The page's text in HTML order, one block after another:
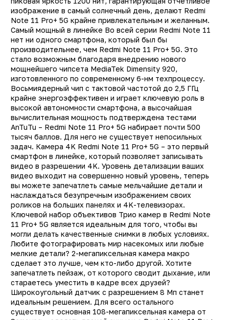
изображение в самый солнечный день, делают Redmi
Note 11 Pro+ 5G крайне привлекательным и желанным.
Самый мощный в линейке Во всей серии Redmi Note 11
нет ни одного смартфона, который был бы
производительнее, чем Redmi Note 11 Pro+ 5G. Это
стало возможным благодаря внедрению нового
мощнейшего чипсета MediaTek Dimensity 920,
изготовленного по современному 6-нм техпроцессу.
Восьмиядерный чип с тактовой частотой до 2,5 ГГц
крайне энергоэффективен и играет ключевую роль в
высокой автономности смартфона, а высочайшая
вычислительная мощность подтверждена тестами
AnTuTu – Redmi Note 11 Pro+ 5G набирает почти 500
тысяч баллов. Для него не существует непосильных
задач. Камера 4K Redmi Note 11 Pro+ 5G – это первый
смартфон в линейке, который позволяет записывать
видео в разрешении 4K. Уровень детализации ваших
видео выходит на совершенно новый уровень, теперь
вы можете запечатлеть самые мельчайшие детали и
наслаждаться безупречным изображением своих
роликов на больших панелях и 4K-телевизорах.
Ключевой набор объективов Трио камер в Redmi Note
11 Pro+ 5G является идеальным для того, чтобы вы
могли делать качественные снимки в любых условиях.
Любите фотографировать мир насекомых или любые
мелкие детали? 2-мегапиксельная камера макро
сделает это лучше, чем кто-либо другой. Хотите
запечатлеть пейзаж, от которого сводит дыхание, или
стараетесь уместить в кадре всех друзей?
Широкоугольный датчик с разрешением 8 Мп станет
идеальным решением. Для всего остального
существует основная 108-мегапиксельная камера от
фотокамера
камера
NFC
от пыли и влаги
в комплекте
карт памяти
поликарбонат/
отпечатка пальца
разъема для зарядки
TYPE-
аккумулятора
экрана (Дюйм)
экрана
GPS, ГЛОНАСС,
A-GPS, GALILEO,
сим-карты